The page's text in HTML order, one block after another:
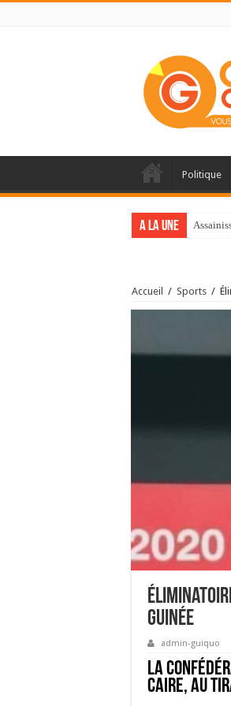
Politique
A la une
Accueil / Sports /
Guinée
admin-guiquo
La Conféd
Caire, au